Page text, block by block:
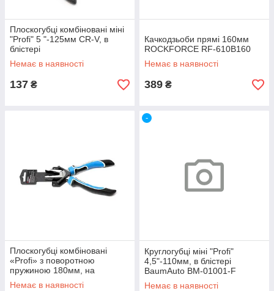
Плоскогубці комбіновані міні
"Profi" 5 "-125мм CR-V, в
блістері
Немає в наявності
137 ₴
Качкодзьоби прямі 160мм
ROCKFORCE RF-610B160
Немає в наявності
389 ₴
Плоскогубці комбіновані
«Profi» з поворотною
пружиною 180мм, на
пластиковому тримачі
Немає в наявності
-
Круглогубці міні "Profi"
4,5"-110мм, в блістері
BaumAuto BM-01001-F
Немає в наявності